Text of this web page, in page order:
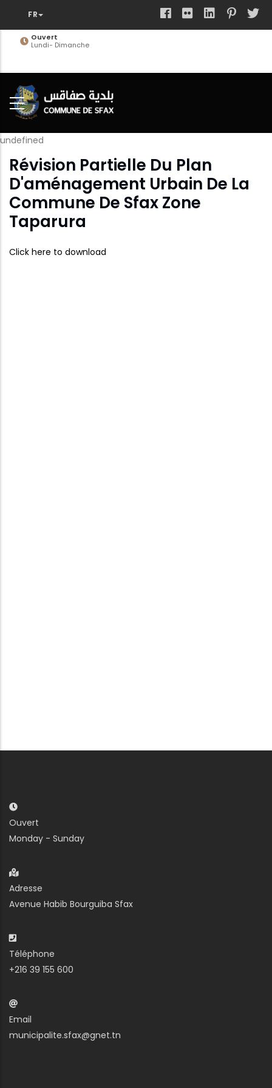
contenuOuvert
Lundi- Dimanche
undefined
Révision Partielle Du Plan
D'aménagement Urbain De La
Commune De Sfax Zone
Taparura
Click here to download
Ouvert
Monday - Sunday
Adresse
Avenue Habib Bourguiba Sfax
Téléphone
+216 39 155 600
Email
municipalite.sfax@gnet.tn